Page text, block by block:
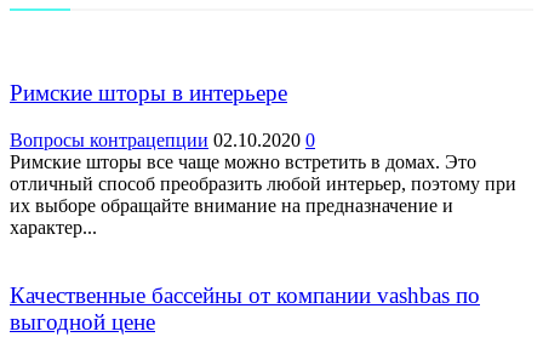
Римские шторы в интерьере
Вопросы контрацепции 02.10.2020 0
Римские шторы все чаще можно встретить в домах. Это
отличный способ преобразить любой интерьер, поэтому при
их выборе обращайте внимание на предназначение и
характер...
Качественные бассейны от компании vashbas по
выгодной цене